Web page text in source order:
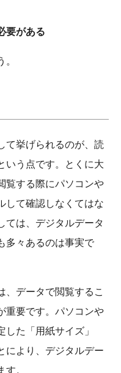
要がある
て挙げられるのが、読
いう点です。とくに大
覧する際にパソコンや
して確認しなくてはな
ては、デジタルデータ
多々あるのは事実で
、データで閲覧するこ
重要です。パソコンや
た「用紙サイズ」
により、デジタルデー
。